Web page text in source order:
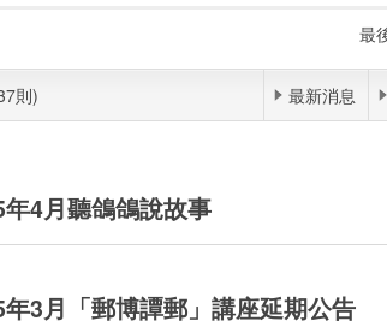
最
則) 最新消息
年4月聽鴿鴿說故事
年3月「郵博譚郵」講座延期公告